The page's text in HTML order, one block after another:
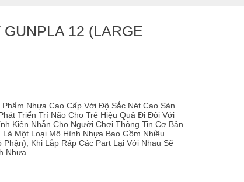
12 (LARGE
Nhựa Cao Cấp Với Độ Sắc Nét Cao Sản
Triển Trí Não Cho Trẻ Hiệu Quả Đi Đôi Với
Kiên Nhẫn Cho Người Chơi Thông Tin Cơ Bản
Một Loại Mô Hình Nhựa Bao Gồm Nhiều
Khi Lắp Ráp Các Part Lại Với Nhau Sẽ
Nhựa...